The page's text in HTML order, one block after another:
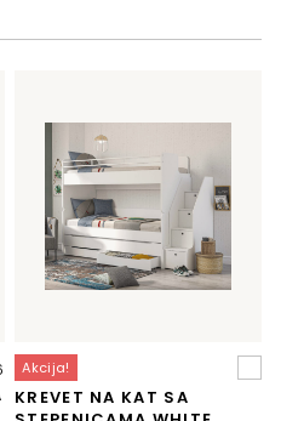
Akcija!
KREVET NA KAT SA